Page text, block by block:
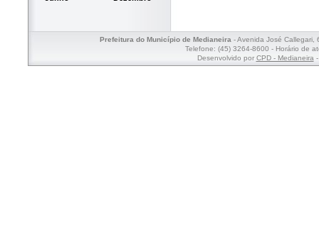
Prefeitura do Município de Medianeira- Avenida José Callegari,
Telefone: (45) 3264-8600 - Horário de
Desenvolvido por CPD - Medianeira-